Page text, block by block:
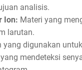
analisis.
Ion: Materi yang
larutan.
yang digunakan
mendeteksi